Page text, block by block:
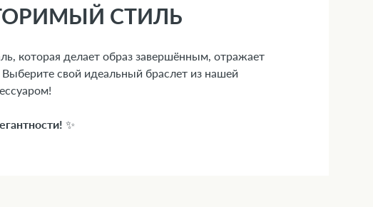
СТИЛЬ
которая делает образ завершённым, отражает
свой идеальный браслет из нашей
✨